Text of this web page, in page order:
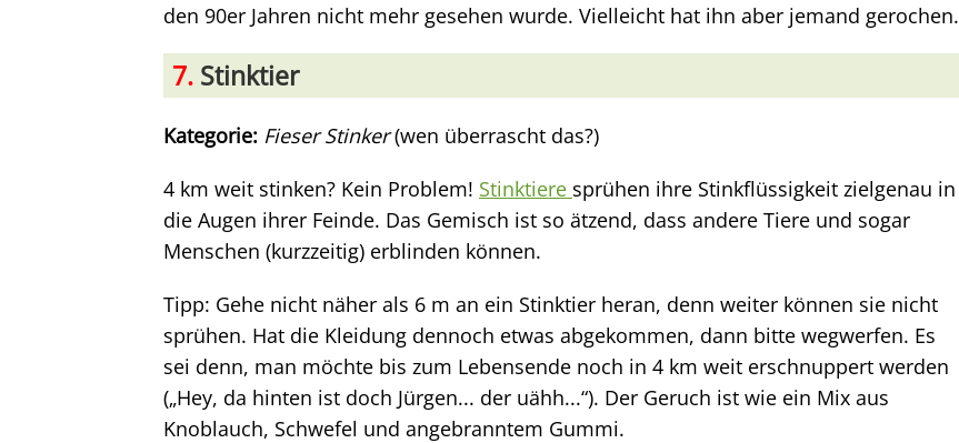
den 90er Jahren nicht mehr gesehen wurde. Vielleicht hat ihn aber jemand gerochen.
7. Stinktier
Kategorie: Fieser Stinker(wen überrascht das?)
4 km weit stinken? Kein Problem! Stinktiere sprühen ihre Stinkflüssigkeit zielgenau in
die Augen ihrer Feinde. Das Gemisch ist so ätzend, dass andere Tiere und sogar
Menschen (kurzzeitig) erblinden können.
Tipp: Gehe nicht näher als 6 m an ein Stinktier heran, denn weiter können sie nicht
sprühen. Hat die Kleidung dennoch etwas abgekommen, dann bitte wegwerfen. Es
sei denn, man möchte bis zum Lebensende noch in 4 km weit erschnuppert werden
(„Hey, da hinten ist doch Jürgen... der uähh...“). Der Geruch ist wie ein Mix aus
Knoblauch, Schwefel und angebranntem Gummi.